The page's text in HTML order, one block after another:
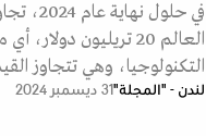
في
التكنولوجيا، وهي تتجاوز
لندن - "المجلة"31 ديسمبر 2024